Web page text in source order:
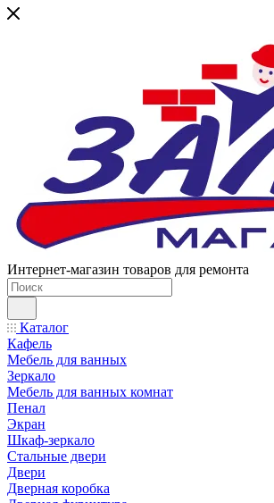
Интернет-магазин товаров для ремонта
Каталог
Кафель
Мебель для ванных
Зеркало
Мебель для ванных комнат
Пенал
Экран
Шкаф-зеркало
Стальные двери
Двери
Дверная коробка